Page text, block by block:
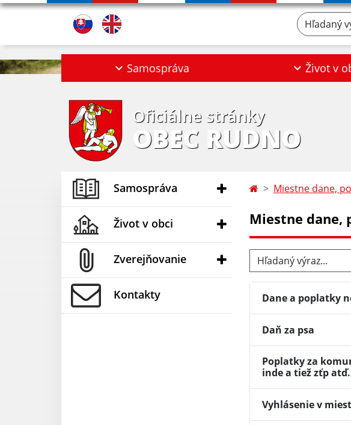
Hľadaný
Samospráva Život v
Oficiálne stránky
OBEC RUDNO
Samospráva
Život v obci
Zverejňovanie
Kontakty
Miestne dane,
Miestne dane,
Hľadaný výraz...
Dane a poplatky
Daň za psa
Poplatky za
inde a tiež zťp atď.
Vyhlásenie v